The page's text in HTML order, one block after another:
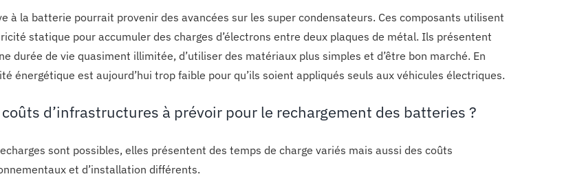
à la batterie pourrait provenir des avancées sur les super condensateurs. Ces composants utilisent
statique pour accumuler des charges d’électrons entre deux plaques de métal. Ils présentent
durée de vie quasiment illimitée, d’utiliser des matériaux plus simples et d’être bon marché. En
énergétique est aujourd’hui trop faible pour qu’ils soient appliqués seuls aux véhicules électriques.
d’infrastructures à prévoir pour le rechargement des batteries ?
sont possibles, elles présentent des temps de charge variés mais aussi des coûts
et d’installation différents.